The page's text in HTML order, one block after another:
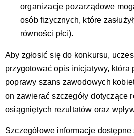
organizacje pozarządowe
osób fizycznych, które
równości płci).
Aby zgłosić się do konkursu,
przygotować opis inicjatywy, która
poprawy szans zawodowych
on zawierać szczegóły dotyczące
osiągniętych rezultatów oraz
Szczegółowe informacje dostępne